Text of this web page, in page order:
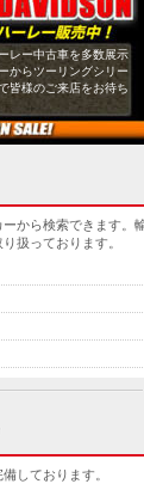
レー中古車を多数展示
からツーリングシリー
皆様のご来店をお待ち
から検索できます。
扱っております。
しております。